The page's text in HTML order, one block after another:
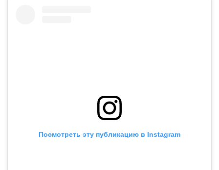
Посмотреть эту публикацию в Instagram